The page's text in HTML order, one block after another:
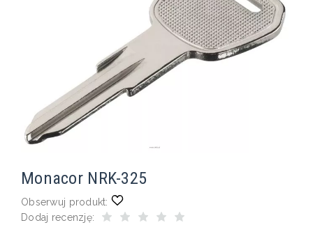
Monacor NRK-325
Obserwuj produkt:
Dodaj recenzję: